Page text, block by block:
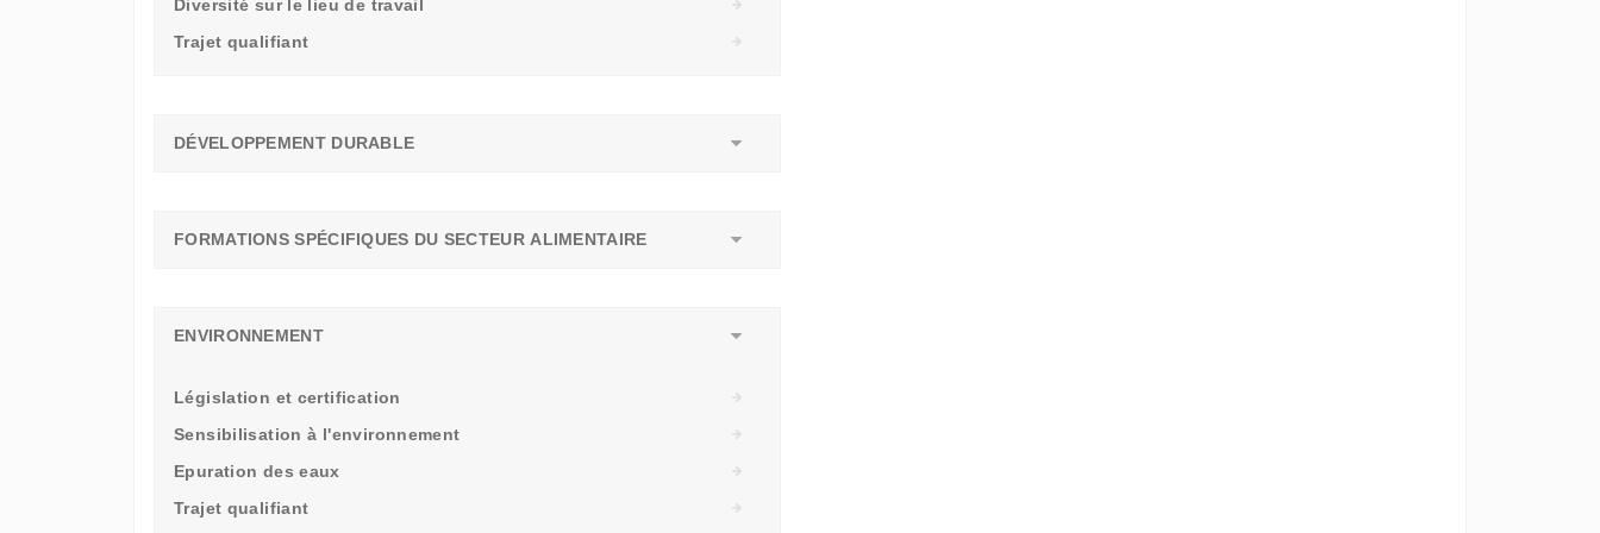
Diversité sur le lieu de travail
Trajet qualifiant
DÉVELOPPEMENT DURABLE
FORMATIONS SPÉCIFIQUES DU SECTEUR ALIMENTAIRE
ENVIRONNEMENT
Législation et certification
Sensibilisation à l'environnement
Epuration des eaux
Trajet qualifiant